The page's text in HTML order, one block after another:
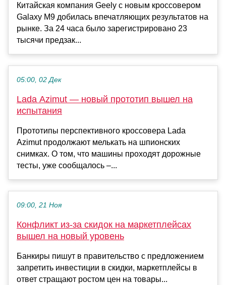
Китайская компания Geely с новым кроссовером
Galaxy M9 добилась впечатляющих результатов на
рынке. За 24 часа было зарегистрировано 23
тысячи предзак...
05:00, 02 Дек
Lada Azimut — новый прототип вышел на
испытания
Прототипы перспективного кроссовера Lada
Azimut продолжают мелькать на шпионских
снимках. О том, что машины проходят дорожные
тесты, уже сообщалось –...
09:00, 21 Ноя
Конфликт из-за скидок на маркетплейсах
вышел на новый уровень
Банкиры пишут в правительство с предложением
запретить инвестиции в скидки, маркетплейсы в
ответ стращают ростом цен на товары...